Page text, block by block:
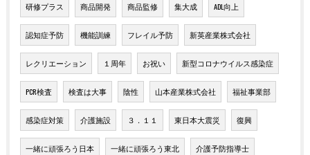
研修プラス 商品開発 商品監修 集大成 ADL向上
認知症予防 機能訓練 フレイル予防 新英産業株式会社
レクリエーション １周年 お祝い 新型コロナウイルス感染症
PCR検査 検査は大事 陰性 山本産業株式会社 福祉事業部
感染症対策 介護施設 ３．１１ 東日本大震災 復興
一緒に頑張ろう日本 一緒に頑張ろう東北 介護予防指導士